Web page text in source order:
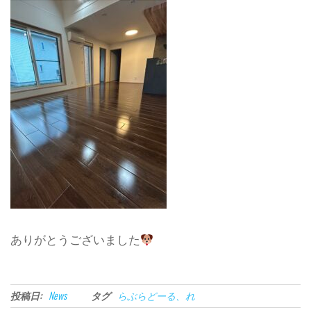
ありがとうございました
投稿日: News タグ らぶらどーる、れ